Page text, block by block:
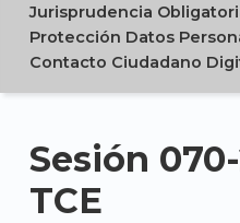
Jurisprudencia
Protección Datos
Contacto Ciudadano
Sesión
TCE